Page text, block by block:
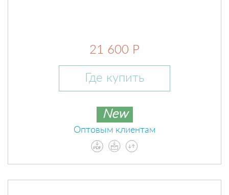
21 600 Р
Где купить
New
Оптовым клиентам